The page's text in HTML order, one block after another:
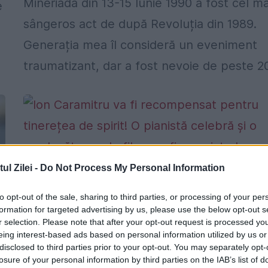
Zilei - Do Not Process My Personal Information
opt-out of the sale, sharing to third parties, or processing of your
for targeted advertising by us, please use the below opt-out
selection. Please note that after your opt-out request is processed
interest-based ads based on personal information utilized by us
to third parties prior to your opt-out. You may separately
of your personal information by third parties on the IAB’s list of
Mineriada din 13-15 Iunie 1990 a fost cel
sângeros act de după Revoluția din 1989.
Generația mea îl consideră un eveniment
traumatizant, dar a fost nevoie de peste
Ion Caramitru va fi recompensat
tinerețea de spirit! O pianistă celebră
o producătoare de film vor fi premiate
aceeași gală